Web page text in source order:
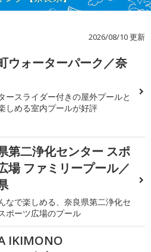
2026/08/10 更新
ウォーターパーク／奈
ースライダー付きの屋外プールと
しめる室内プールが好評
第二浄化センター スポ
場 ファミリープール／
なで楽しめる、奈良県第二浄化セ
ポーツ広場のプール
IKIMONO